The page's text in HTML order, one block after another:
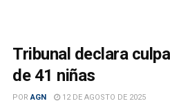
Tribunal declara
de 41 niñas
POR AGN 12 DE AGOSTO DE 2025